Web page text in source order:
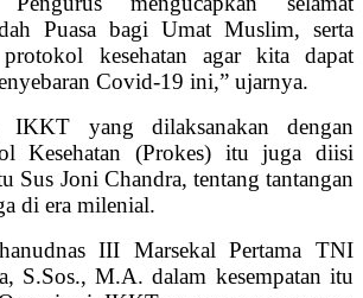
Puasa bagi Umat Muslim, serta
kesehatan agar kita dapat
Covid-19 ini,” ujarnya.
IKKT yang dilaksanakan dengan
Kesehatan (Prokes) itu juga diisi
Sus Joni Chandra, tentang tantangan
di era milenial.
III Marsekal Pertama TNI
S.Sos., M.A. dalam kesempatan itu